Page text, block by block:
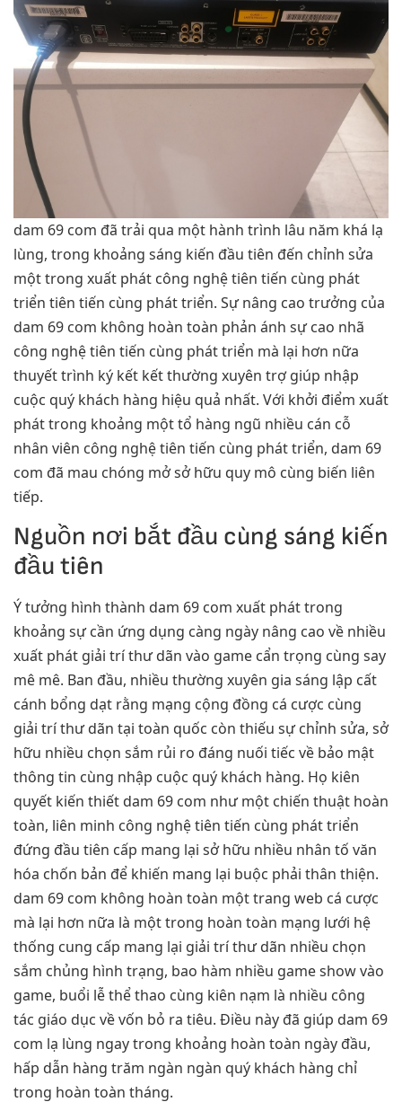
dam 69 com đã trải qua một hành trình lâu năm khá lạ
lùng, trong khoảng sáng kiến đầu tiên đến chỉnh sửa
một trong xuất phát công nghệ tiên tiến cùng phát
triển tiên tiến cùng phát triển. Sự nâng cao trưởng của
dam 69 com không hoàn toàn phản ánh sự cao nhã
công nghệ tiên tiến cùng phát triển mà lại hơn nữa
thuyết trình ký kết kết thường xuyên trợ giúp nhập
cuộc quý khách hàng hiệu quả nhất. Với khởi điểm xuất
phát trong khoảng một tổ hàng ngũ nhiều cán cỗ
nhân viên công nghệ tiên tiến cùng phát triển, dam 69
com đã mau chóng mở sở hữu quy mô cùng biến liên
tiếp.
Nguồn nơi bắt đầu cùng sáng kiến
đầu tiên
Ý tưởng hình thành dam 69 com xuất phát trong
khoảng sự cần ứng dụng càng ngày nâng cao về nhiều
xuất phát giải trí thư dãn vào game cẩn trọng cùng say
mê mê. Ban đầu, nhiều thường xuyên gia sáng lập cất
cánh bổng dạt rằng mạng cộng đồng cá cược cùng
giải trí thư dãn tại toàn quốc còn thiếu sự chỉnh sửa, sở
hữu nhiều chọn sắm rủi ro đáng nuối tiếc về bảo mật
thông tin cùng nhập cuộc quý khách hàng. Họ kiên
quyết kiến thiết dam 69 com như một chiến thuật hoàn
toàn, liên minh công nghệ tiên tiến cùng phát triển
đứng đầu tiên cấp mang lại sở hữu nhiều nhân tố văn
hóa chốn bản để khiến mang lại buộc phải thân thiện.
dam 69 com không hoàn toàn một trang web cá cược
mà lại hơn nữa là một trong hoàn toàn mạng lưới hệ
thống cung cấp mang lại giải trí thư dãn nhiều chọn
sắm chủng hình trạng, bao hàm nhiều game show vào
game, buổi lễ thể thao cùng kiên nạm là nhiều công
tác giáo dục về vốn bỏ ra tiêu. Điều này đã giúp dam 69
com lạ lùng ngay trong khoảng hoàn toàn ngày đầu,
hấp dẫn hàng trăm ngàn ngàn quý khách hàng chỉ
trong hoàn toàn tháng.